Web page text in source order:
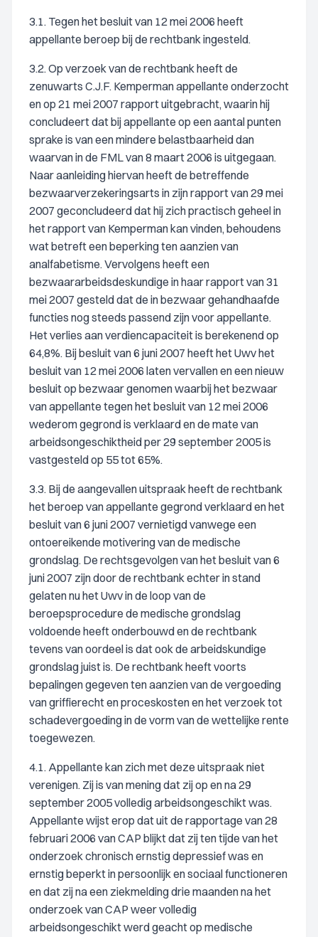
3.1. Tegen het besluit van 12 mei 2006 heeft
appellante beroep bij de rechtbank ingesteld.
3.2. Op verzoek van de rechtbank heeft de
zenuwarts C.J.F. Kemperman appellante onderzocht
en op 21 mei 2007 rapport uitgebracht, waarin hij
concludeert dat bij appellante op een aantal punten
sprake is van een mindere belastbaarheid dan
waarvan in de FML van 8 maart 2006 is uitgegaan.
Naar aanleiding hiervan heeft de betreffende
bezwaarverzekeringsarts in zijn rapport van 29 mei
2007 geconcludeerd dat hij zich practisch geheel in
het rapport van Kemperman kan vinden, behoudens
wat betreft een beperking ten aanzien van
analfabetisme. Vervolgens heeft een
bezwaararbeidsdeskundige in haar rapport van 31
mei 2007 gesteld dat de in bezwaar gehandhaafde
functies nog steeds passend zijn voor appellante.
Het verlies aan verdiencapaciteit is berekenend op
64,8%. Bij besluit van 6 juni 2007 heeft het Uwv het
besluit van 12 mei 2006 laten vervallen en een nieuw
besluit op bezwaar genomen waarbij het bezwaar
van appellante tegen het besluit van 12 mei 2006
wederom gegrond is verklaard en de mate van
arbeidsongeschiktheid per 29 september 2005 is
vastgesteld op 55 tot 65%.
3.3. Bij de aangevallen uitspraak heeft de rechtbank
het beroep van appellante gegrond verklaard en het
besluit van 6 juni 2007 vernietigd vanwege een
ontoereikende motivering van de medische
grondslag. De rechtsgevolgen van het besluit van 6
juni 2007 zijn door de rechtbank echter in stand
gelaten nu het Uwv in de loop van de
beroepsprocedure de medische grondslag
voldoende heeft onderbouwd en de rechtbank
tevens van oordeel is dat ook de arbeidskundige
grondslag juist is. De rechtbank heeft voorts
bepalingen gegeven ten aanzien van de vergoeding
van griffierecht en proceskosten en het verzoek tot
schadevergoeding in de vorm van de wettelijke rente
toegewezen.
4.1. Appellante kan zich met deze uitspraak niet
verenigen. Zij is van mening dat zij op en na 29
september 2005 volledig arbeidsongeschikt was.
Appellante wijst erop dat uit de rapportage van 28
februari 2006 van CAP blijkt dat zij ten tijde van het
onderzoek chronisch ernstig depressief was en
ernstig beperkt in persoonlijk en sociaal functioneren
en dat zij na een ziekmelding drie maanden na het
onderzoek van CAP weer volledig
arbeidsongeschikt werd geacht op medische